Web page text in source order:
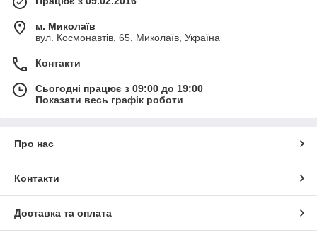
м. Миколаїв
вул. Космонавтів, 65, Миколаїв, Україна
Контакти
Сьогодні працює з 09:00 до 19:00
Показати весь графік роботи
Про нас
Контакти
Доставка та оплата